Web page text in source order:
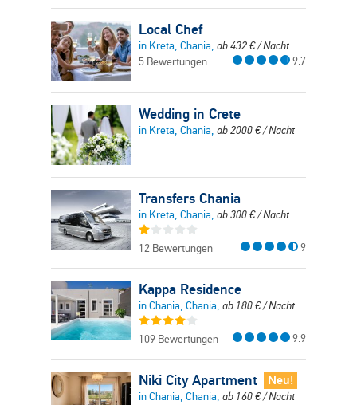
Local Chef
in Kreta, Chania, ab432€/ Nacht
5 Bewertungen
9.7
Wedding in Crete
in Kreta, Chania, ab2000€/ Nacht
Transfers Chania
in Kreta, Chania, ab300€/ Nacht
12 Bewertungen 9
Kappa Residence
in Chania, Chania, ab 180€/ Nacht
109 Bewertungen 9.9
Niki City Apartment Neu!
in Chania, Chania, ab 160€/ Nacht